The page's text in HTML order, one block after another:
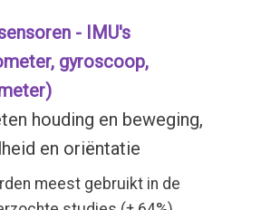
- IMU's
gyroscoop,
houding en beweging,
en oriëntatie
meest gebruikt in de